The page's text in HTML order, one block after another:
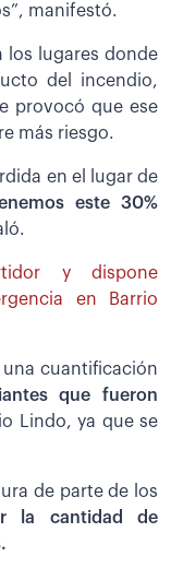
manifestó.
los lugares donde
del incendio,
provocó que ese
más riesgo.
en el lugar de
este 30%
y dispone
en Barrio
cuantificación
que fueron
Lindo, ya que se
de parte de los
la cantidad de